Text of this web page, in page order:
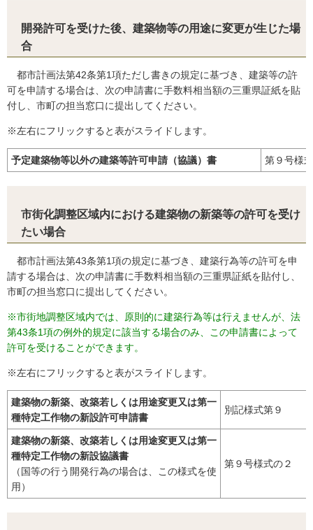
開発許可を受けた後、建築物等の用途に変更が生じた場
合
都市計画法第42条第1項ただし書きの規定に基づき、建築等の許
可を申請する場合は、次の申請書に手数料相当額の三重県証紙を貼
付し、市町の担当窓口に提出してください。
※左右にフリックすると表がスライドします。
予定建築物等以外の建築等許可申請（協議）書 第９号様式
市街化調整区域内における建築物の新築等の許可を受け
たい場合
都市計画法第43条第1項の規定に基づき、建築行為等の許可を申
請する場合は、次の申請書に手数料相当額の三重県証紙を貼付し、
市町の担当窓口に提出してください。
※市街地調整区域内では、原則的に建築行為等は行えませんが、法
第43条1項の例外的規定に該当する場合のみ、この申請書によって
許可を受けることができます。
※左右にフリックすると表がスライドします。
建築物の新築、改築若しくは用途変更又は第一
種特定工作物の新設許可申請書
別記様式第９
建築物の新築、改築若しくは用途変更又は第一
種特定工作物の新設協議書
（国等の行う開発行為の場合は、この様式を使
用）
第９号様式の２